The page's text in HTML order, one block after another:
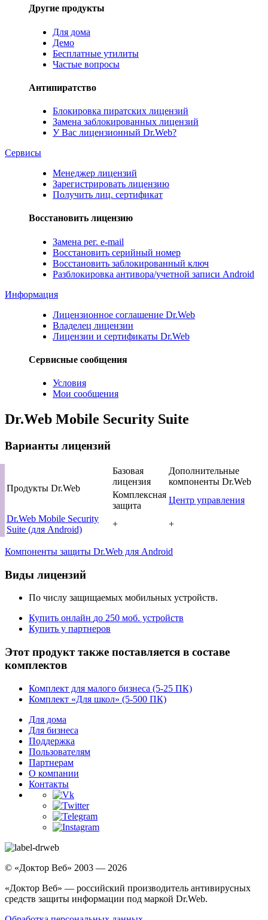
Другие продукты
Для дома
Демо
Бесплатные утилиты
Частые вопросы
Антипиратство
Блокировка пиратских лицензий
Замена заблокированных лицензий
У Вас лицензионный Dr.Web?
Сервисы
Менеджер лицензий
Зарегистрировать лицензию
Получить лиц. сертификат
Восстановить лицензию
Замена рег. e-mail
Восстановить серийный номер
Восстановить заблокированный ключ
Разблокировка антивора/учетной записи Android
Информация
Лицензионное соглашение Dr.Web
Владелец лицензии
Лицензии и сертификаты Dr.Web
Сервисные сообщения
Условия
Мои сообщения
Dr.Web Mobile Security Suite
Варианты лицензий
Продукты Dr.Web
Базовая
лицензия
Дополнительные
компоненты Dr.Web
Комплексная
защита
Центр управления
Dr.Web Mobile Security
Suite (для Android)
+ +
Компоненты защиты Dr.Web для Android
Виды лицензий
По числу защищаемых мобильных устройств.
Купить онлайн до 250 моб. устройств
Купить у партнеров
Этот продукт также поставляется в составе
комплектов
Комплект для малого бизнеса (5-25 ПК)
Комплект «Для школ» (5-500 ПК)
Для дома
Для бизнеса
Поддержка
Пользователям
Партнерам
О компании
Контакты
© «Доктор Веб» 2003 — 2026
«Доктор Веб» — российский производитель антивирусных
средств защиты информации под маркой Dr.Web.